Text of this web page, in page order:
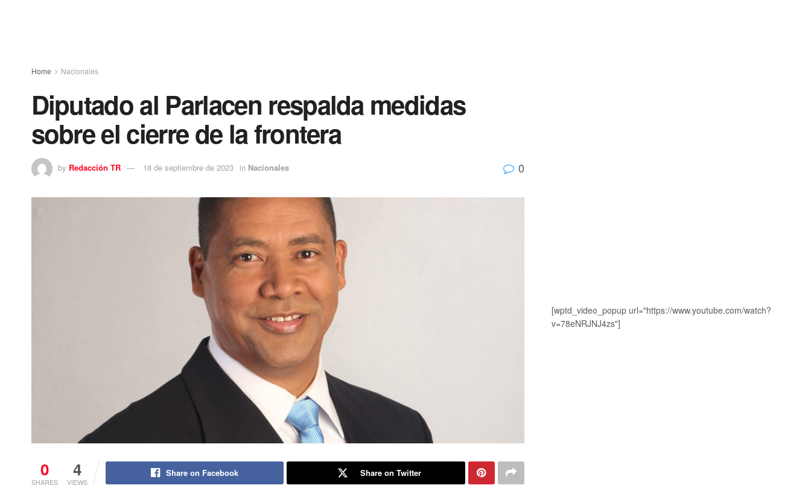
Home Nacionales
Diputado al Parlacen respalda medidas
sobre el cierre de la frontera
by Redacción TR 18 de septiembre de 2023 in Nacionales 0
0
SHARES
4
VIEWS
Share on Facebook Share on Twitter
[wptd_video_popup url="https://www.youtube.com/watch?
v=78eNRJNJ4zs"]